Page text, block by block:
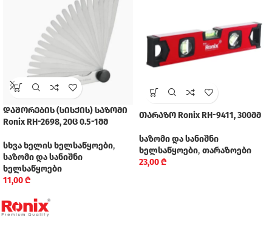
დაშორების (სისქის) საზომი
Ronix RH-2698, 20ც 0.5-1მმ
სხვა ხელის ხელსაწყოები,
საზომი და სანიშნი
ხელსაწყოები
11,00₾
თარაზო Ronix RH-9411, 300მმ
საზომი და სანიშნი
ხელსაწყოები, თარაზოები
23,00₾